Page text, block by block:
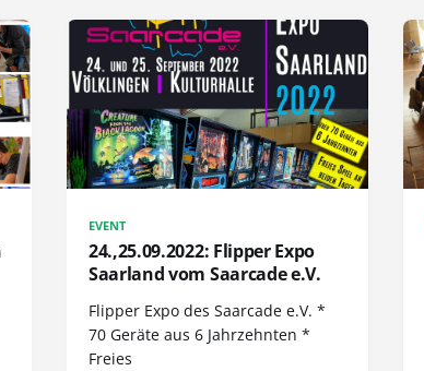
EVENT
24.,25.09.2022: Flipper Expo
Saarland vom Saarcade e.V.
Flipper Expo des Saarcade e.V. *
70 Geräte aus 6 Jahrzehnten *
Freies